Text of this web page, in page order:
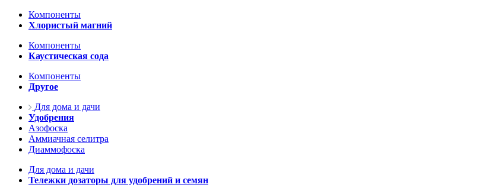
Компоненты
Хлористый магний
Компоненты
Каустическая сода
Компоненты
Другое
Для дома и дачи
Удобрения
Азофоска
Аммиачная селитра
Диаммофоска
Для дома и дачи
Тележки дозаторы для удобрений и семян